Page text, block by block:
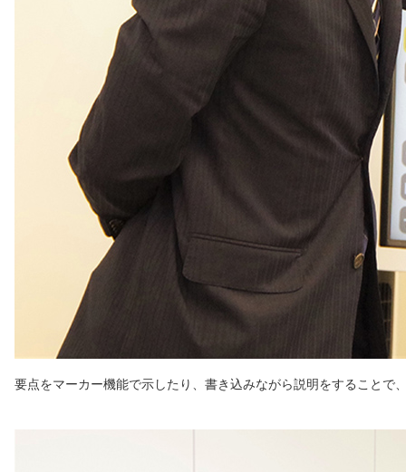
要点をマーカー機能で示したり、書き込みながら説明をすることで